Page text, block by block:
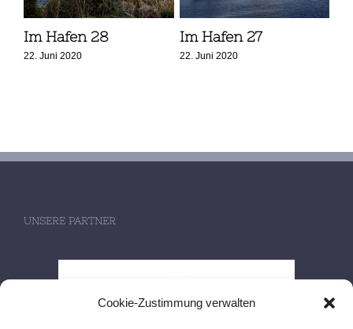
Cookie-Zustimmung verwalten
Im Hafen 28
22. Juni 2020
Im Hafen 27
22. Juni 2020
UNSERE PARTNER